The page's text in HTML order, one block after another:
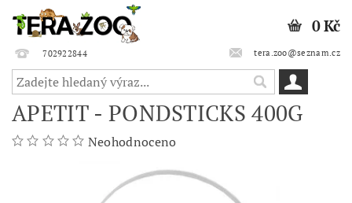
702922844 tera.zoo@seznam.cz
0 Kč
APETIT - PONDSTICKS 400G
Neohodnoceno